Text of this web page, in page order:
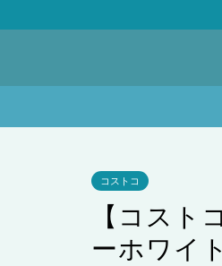
コストコ
【コスト
ーホワイ